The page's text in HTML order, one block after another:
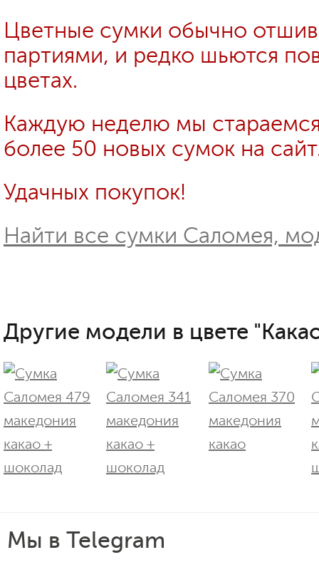
Цветные сумки обычно
партиями, и редко шьются
цветах.
Каждую неделю мы
более 50 новых сумок на
Удачных покупок!
Найти все сумки Саломея,
Другие модели в цвете
Мы в Telegram